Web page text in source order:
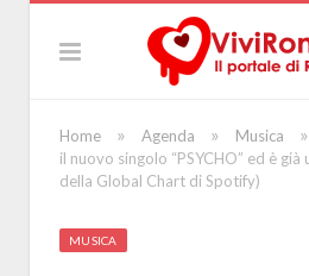
Home » Agenda » Musica »
il nuovo singolo “PSYCHO” ed è
della Global Chart di Spotify)
MUSICA